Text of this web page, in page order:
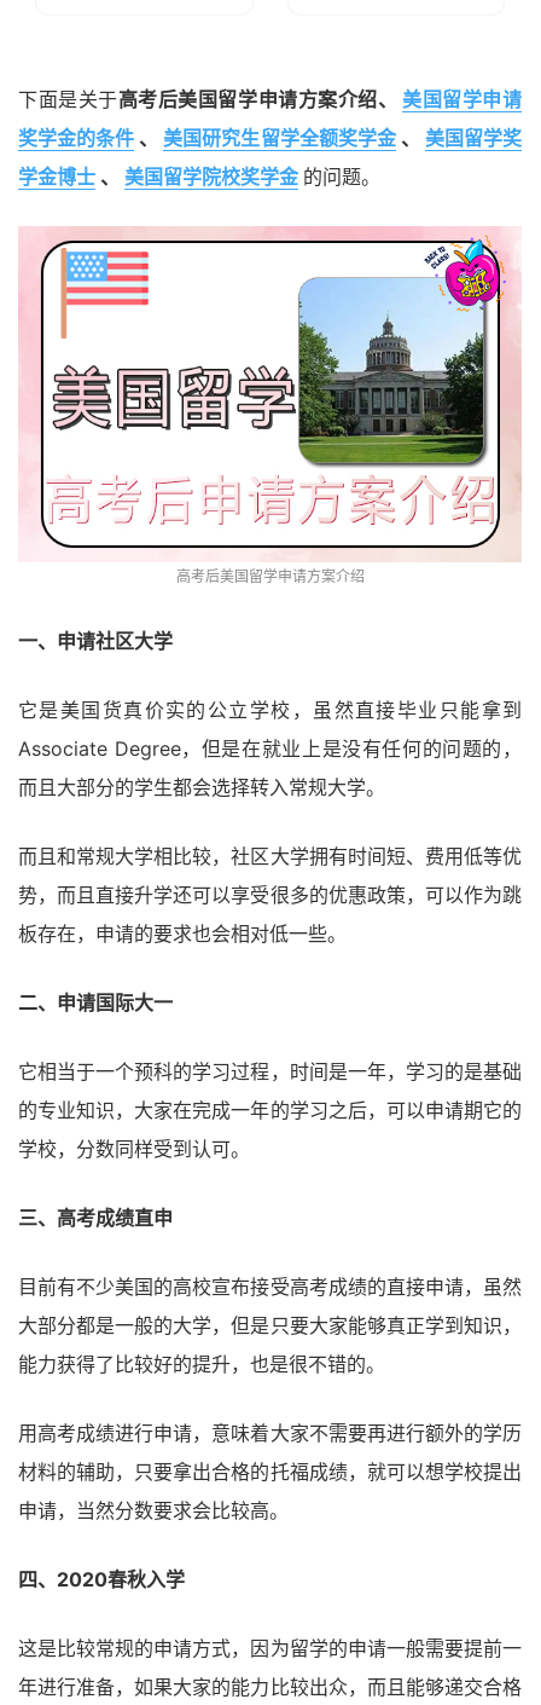
下面是关于高考后美国留学申请方案介绍、
美国留学申请
奖学金的条件 、 美国研究生留学全额奖学金 、
美国留学奖
学金博士 、 美国留学院校奖学金 的问题。
高考后美国留学申请方案介绍
一、申请社区大学
它是美国货真价实的公立学校，虽然直接毕业只能拿到
Associate Degree，但是在就业上是没有任何的问题的，
而且大部分的学生都会选择转入常规大学。
而且和常规大学相比较，社区大学拥有时间短、费用低等优
势，而且直接升学还可以享受很多的优惠政策，可以作为跳
板存在，申请的要求也会相对低一些。
二、申请国际大一
它相当于一个预科的学习过程，时间是一年，学习的是基础
的专业知识，大家在完成一年的学习之后，可以申请期它的
学校，分数同样受到认可。
三、高考成绩直申
目前有不少美国的高校宣布接受高考成绩的直接申请，虽然
大部分都是一般的大学，但是只要大家能够真正学到知识，
能力获得了比较好的提升，也是很不错的。
用高考成绩进行申请，意味着大家不需要再进行额外的学历
材料的辅助，只要拿出合格的托福成绩，就可以想学校提出
申请，当然分数要求会比较高。
四、2020春秋入学
这是比较常规的申请方式，因为留学的申请一般需要提前一
年进行准备，如果大家的能力比较出众，而且能够递交合格